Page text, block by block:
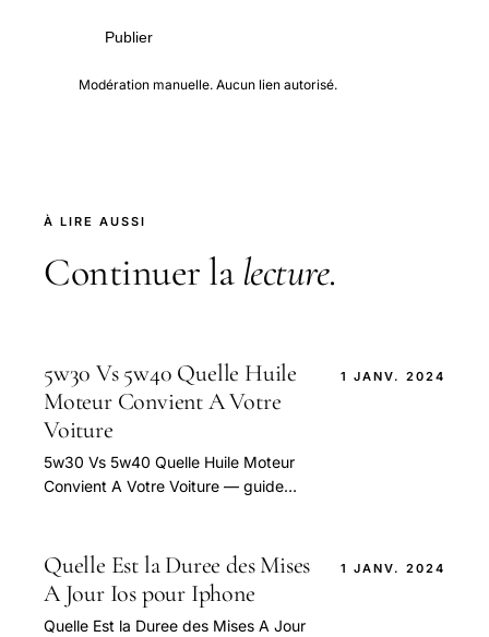
Publier
Modération manuelle. Aucun lien autorisé.
À LIRE AUSSI
Continuer la lecture.
5w30 Vs 5w40 Quelle Huile
Moteur Convient A Votre
Voiture
5w30 Vs 5w40 Quelle Huile Moteur
Convient A Votre Voiture — guide
1 JANV. 2024
Quelle Est la Duree des Mises
A Jour Ios pour Iphone
Quelle Est la Duree des Mises A Jour
1 JANV. 2024